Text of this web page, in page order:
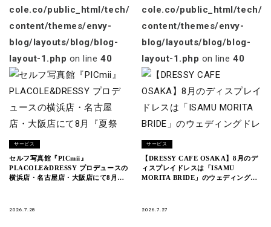
cole.co/public_html/tech/wp-
content/themes/envy-
blog/layouts/blog/blog-
layout-1.php on line40
サービス
セルフ写真館『PICmii』
PLACOLE&DRESSY プロデュースの
横浜店・名古屋店・大阪店にて8月
2026.7.28
cole.co/public_html/tech/
content/themes/envy-
blog/layouts/blog/blog-
layout-1.php on line40
サービス
【DRESSY CAFE OSAKA】8月のデ
ィスプレイドレスは「ISAMU
MORITA BRIDE」のウェディングド
2026.7.27